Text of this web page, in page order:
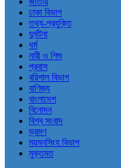
ঢাকা বিভাগ
তথ্য-প্রযুক্তি
দুর্ঘটনা
ধর্ম
নারী ও শিশু
প্রবাস
বরিশাল বিভাগ
বাণিজ্য
বাংলাদেশ
বিনোদন
বিশ্ব সংবাদ
ভ্রমণ
ময়মনসিংহ বিভাগ
মুক্তমত